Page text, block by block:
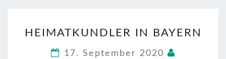
IN
HEIMATKUNDLER IN BAYERN
17. September 2020